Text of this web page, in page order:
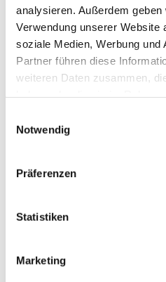
analysieren. Außerdem
Verwendung unserer Website
soziale Medien, Werbung und
Partner führen diese
weiteren Daten zusammen,
Notwendig
Präferenzen
Statistiken
Marketing
Kinderkantorei I:
Mittwochs, 15.30–16.15 Uhr
(Für Vorschulkinder u. 1./2. Kl.)
Am Zwingel 3, Dillenburg
Mittwochs, 16.30–17.15 Uhr
Unsere Kantorin Petra
8018818 oder
Kontakt>Propsteikantorin Petra